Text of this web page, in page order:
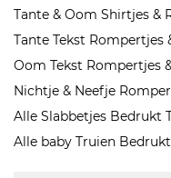
Tante & Oom Shirtjes &
Tante Tekst Rompertjes
Oom Tekst Rompertjes
Nichtje & Neefje
Alle Slabbetjes Bedrukt
Alle baby Truien